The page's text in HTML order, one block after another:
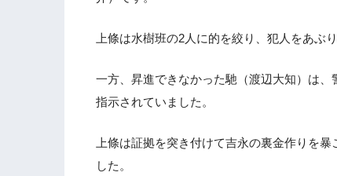
上條は水樹班の2人に的を絞り、犯人をあぶ
一方、昇進できなかった馳（渡辺大知）は
指示されていました。
上條は証拠を突き付けて吉永の裏金作りを
した。